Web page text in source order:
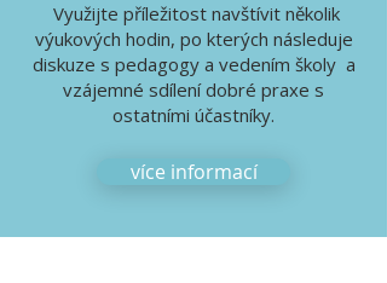
Využijte příležitost navštívit několik
výukových hodin, po kterých následuje
diskuze s pedagogy a vedením školy a
vzájemné sdílení dobré praxe s
ostatními účastníky.
více informací